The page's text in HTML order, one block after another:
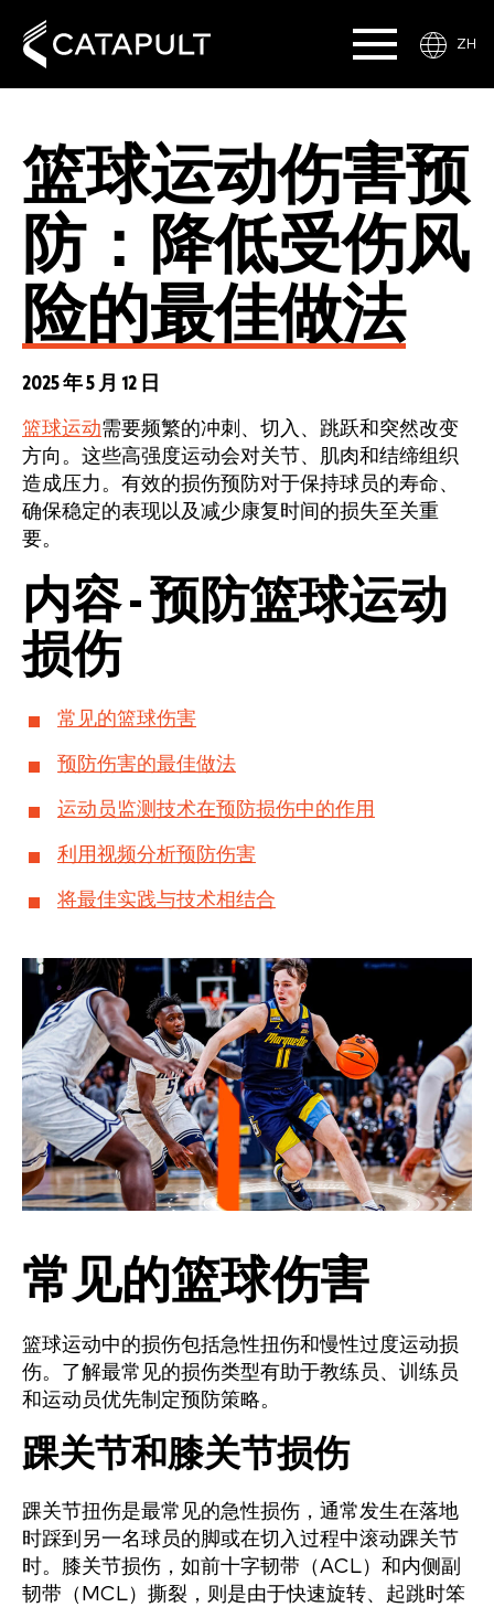
ZH
篮球运动伤害预
防：降低受伤风
险的最佳做法
2025 年 5 月 12 日
篮球运动需要频繁的冲刺、切入、跳跃和突然改变
方向。这些高强度运动会对关节、肌肉和结缔组织
造成压力。有效的损伤预防对于保持球员的寿命、
确保稳定的表现以及减少康复时间的损失至关重
要。
内容 - 预防篮球运动
损伤
常见的篮球伤害
预防伤害的最佳做法
运动员监测技术在预防损伤中的作用
利用视频分析预防伤害
将最佳实践与技术相结合
常见的篮球伤害
篮球运动中的损伤包括急性扭伤和慢性过度运动损
伤。了解最常见的损伤类型有助于教练员、训练员
和运动员优先制定预防策略。
踝关节和膝关节损伤
踝关节扭伤是最常见的急性损伤，通常发生在落地
时踩到另一名球员的脚或在切入过程中滚动踝关节
时。膝关节损伤，如前十字韧带（ACL）和内侧副
韧带（MCL）撕裂，则是由于快速旋转、起跳时笨